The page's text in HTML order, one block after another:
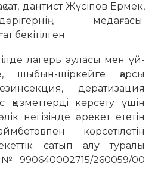
дантист Жүсіпов Ермек,
медағасы
бекітілген.
лагерь ауласы мен үй-
шыбын-шіркейге қарсы
дератизация
қызметтерді көрсету үшін
негізінде әрекет ететін
көрсетілетін
сатып алу туралы
260059/00